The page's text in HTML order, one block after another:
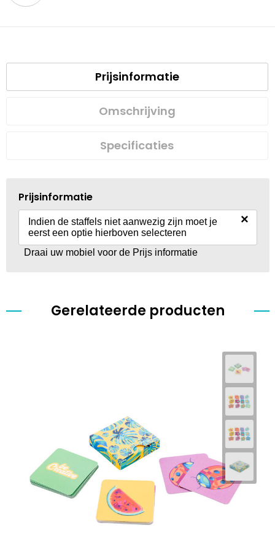
Prijsinformatie
Omschrijving
Specificaties
Prijsinformatie
Indien de staffels niet aanwezig zijn moet je
eerst een optie hierboven selecteren
×
Draai uw mobiel voor de Prijs informatie
Gerelateerde producten